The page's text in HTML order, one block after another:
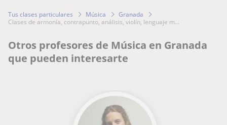
Tus clases particulares Música
Granada
clases de armonía, contrapunto, análisis, violín, lenguaje m...
Otros profesores de Música en Granada
que pueden interesarte